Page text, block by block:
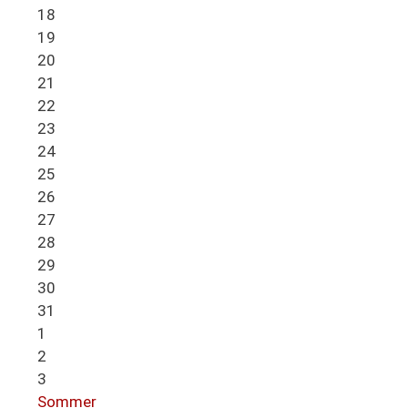
18
19
20
21
22
23
24
25
26
27
28
29
30
31
1
2
3
Sommer